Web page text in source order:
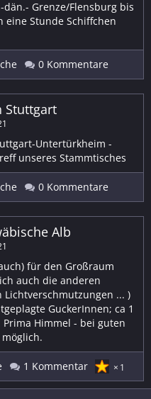
Grenze/Flensburg bis
eine Stunde Schiffchen
0 Kommentare
Stuttgart
Untertürkheim -
unseres Stammtisches
0 Kommentare
Alb
für den Großraum
auch die anderen
... )
GuckerInnen; ca 1
Himmel - bei guten
1 Kommentar 1